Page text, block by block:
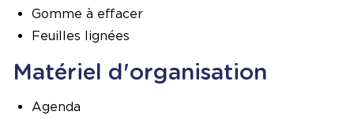
Gomme à effacer
Feuilles lignées
Matériel d'organisation
Agenda